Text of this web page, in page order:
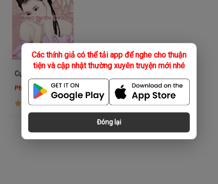
Các thính giả có thể tải app để nghe cho thuận
tiện và cập nhật thường xuyên truyện mới nhé
Đóng lại
Phương Thảo